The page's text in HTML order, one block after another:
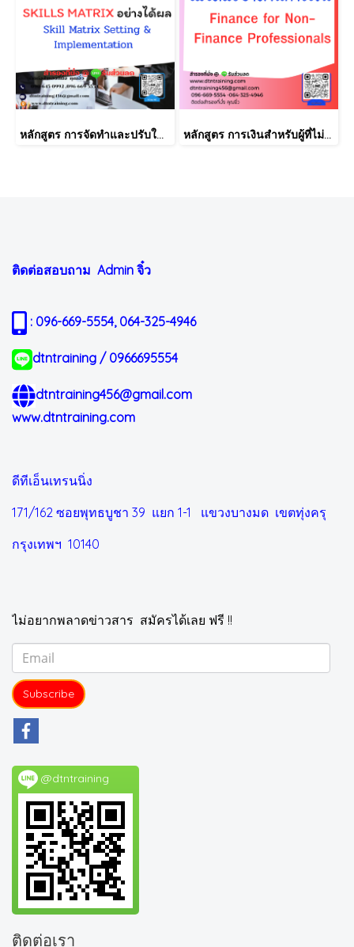
หลักสูตร การจัดทำและปรับใช้ SKILLS MATRIX อย่างได้ผล Skill Matrix Setting & Implementation หลักสูตร การเงินสำหรับผู้ที่ไม่ได้มีวิชาชีพด้านการเงิน (Finance for Non-Finance Professionals)
ติดต่อสอบถาม Admin จิ๋ว
: 096-669-5554, 064-325-4946
dtntraining / 0966695554
dtntraining456@gmail.com
www.dtntraining.com
ดีทีเอ็นเทรนนิ่ง
171/162 ซอยพุทธบูชา 39 แยก 1-1 แขวงบางมด เขตทุ่งครุ
กรุงเทพฯ 10140
ไม่อยากพลาดข่าวสาร สมัครได้เลย ฟรี !!
Subscribe
@dtntraining
ติดต่อเรา